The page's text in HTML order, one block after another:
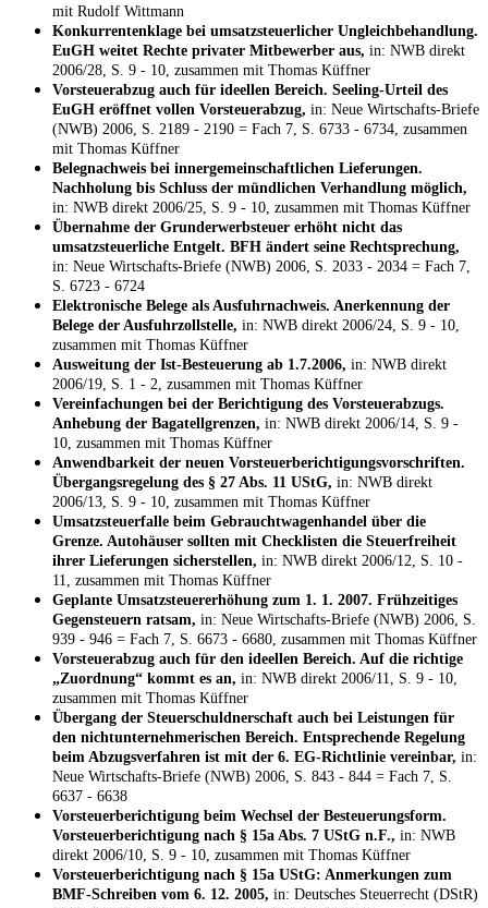
mit Rudolf Wittmann
Konkurrentenklage bei umsatzsteuerlicher Ungleichbehandlung.
EuGH weitet Rechte privater Mitbewerber aus, in: NWB direkt
2006/28, S. 9 - 10, zusammen mit Thomas Küffner
Vorsteuerabzug auch für ideellen Bereich. Seeling-Urteil des
EuGH eröffnet vollen Vorsteuerabzug, in: Neue Wirtschafts-Briefe
(NWB) 2006, S. 2189 - 2190 = Fach 7, S. 6733 - 6734, zusammen
mit Thomas Küffner
Belegnachweis bei innergemeinschaftlichen Lieferungen.
Nachholung bis Schluss der mündlichen Verhandlung möglich,
in: NWB direkt 2006/25, S. 9 - 10, zusammen mit Thomas Küffner
Übernahme der Grunderwerbsteuer erhöht nicht das
umsatzsteuerliche Entgelt. BFH ändert seine Rechtsprechung,
in: Neue Wirtschafts-Briefe (NWB) 2006, S. 2033 - 2034 = Fach 7,
S. 6723 - 6724
Elektronische Belege als Ausfuhrnachweis. Anerkennung der
Belege der Ausfuhrzollstelle, in: NWB direkt 2006/24, S. 9 - 10,
zusammen mit Thomas Küffner
Ausweitung der Ist-Besteuerung ab 1.7.2006, in: NWB direkt
2006/19, S. 1 - 2, zusammen mit Thomas Küffner
Vereinfachungen bei der Berichtigung des Vorsteuerabzugs.
Anhebung der Bagatellgrenzen, in: NWB direkt 2006/14, S. 9 -
10, zusammen mit Thomas Küffner
Anwendbarkeit der neuen Vorsteuerberichtigungsvorschriften.
Übergangsregelung des § 27 Abs. 11 UStG, in: NWB direkt
2006/13, S. 9 - 10, zusammen mit Thomas Küffner
Umsatzsteuerfalle beim Gebrauchtwagenhandel über die
Grenze. Autohäuser sollten mit Checklisten die Steuerfreiheit
ihrer Lieferungen sicherstellen, in: NWB direkt 2006/12, S. 10 -
11, zusammen mit Thomas Küffner
Geplante Umsatzsteuererhöhung zum 1. 1. 2007. Frühzeitiges
Gegensteuern ratsam, in: Neue Wirtschafts-Briefe (NWB) 2006, S.
939 - 946 = Fach 7, S. 6673 - 6680, zusammen mit Thomas Küffner
Vorsteuerabzug auch für den ideellen Bereich. Auf die richtige
„Zuordnung“ kommt es an, in: NWB direkt 2006/11, S. 9 - 10,
zusammen mit Thomas Küffner
Übergang der Steuerschuldnerschaft auch bei Leistungen für
den nichtunternehmerischen Bereich. Entsprechende Regelung
beim Abzugsverfahren ist mit der 6. EG-Richtlinie vereinbar, in:
Neue Wirtschafts-Briefe (NWB) 2006, S. 843 - 844 = Fach 7, S.
6637 - 6638
Vorsteuerberichtigung beim Wechsel der Besteuerungsform.
Vorsteuerberichtigung nach § 15a Abs. 7 UStG n.F., in: NWB
direkt 2006/10, S. 9 - 10, zusammen mit Thomas Küffner
Vorsteuerberichtigung nach § 15a UStG: Anmerkungen zum
BMF-Schreiben vom 6. 12. 2005, in: Deutsches Steuerrecht (DStR)